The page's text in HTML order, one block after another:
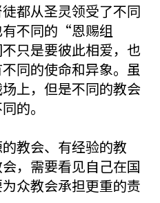
都从圣灵领受了不同
不同的“恩赐组
只是要彼此相爱，也
同的使命和异象。虽
上，但是不同的教会
的。
教会、有经验的教
，需要看见自己在国
众教会承担更重的责